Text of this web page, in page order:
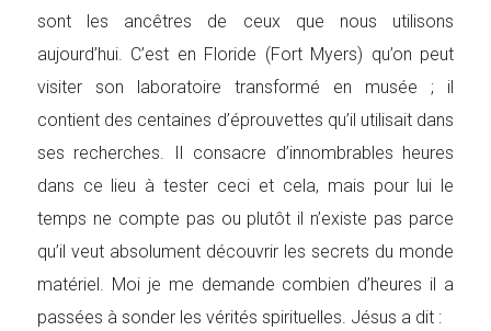
sont les ancêtres de ceux que nous utilisons
aujourd’hui. C’est en Floride (Fort Myers) qu’on peut
visiter son laboratoire transformé en musée ; il
contient des centaines d’éprouvettes qu’il utilisait dans
ses recherches. Il consacre d’innombrables heures
dans ce lieu à tester ceci et cela, mais pour lui le
temps ne compte pas ou plutôt il n’existe pas parce
qu’il veut absolument découvrir les secrets du monde
matériel. Moi je me demande combien d’heures il a
passées à sonder les vérités spirituelles. Jésus a dit :